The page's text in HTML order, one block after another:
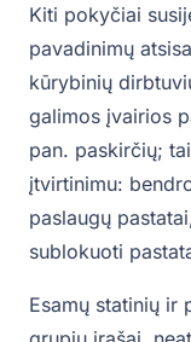
Kiti pokyčiai
pavadinimų
kūrybinių
galimos įvairios
pan. paskirčių;
įtvirtinimu:
paslaugų
sublokuoti
Esamų statinių ir